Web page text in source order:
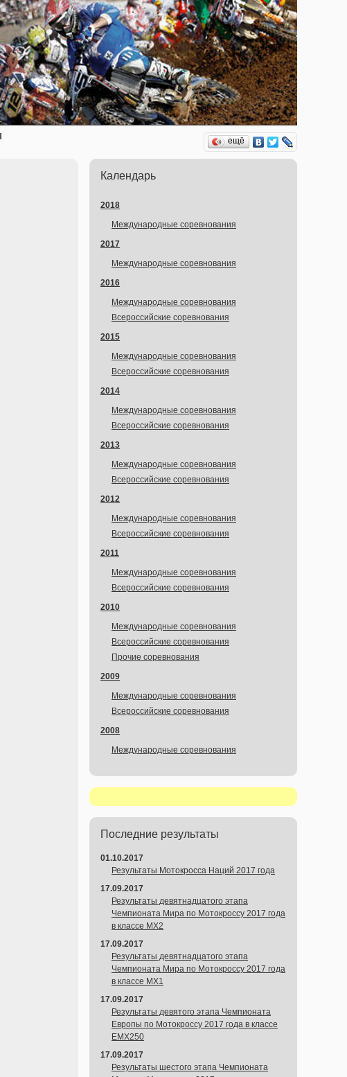
ещё
Календарь
2018
Международные соревнования
2017
Международные соревнования
2016
Международные соревнования
Всероссийские соревнования
2015
Международные соревнования
Всероссийские соревнования
2014
Международные соревнования
Всероссийские соревнования
2013
Международные соревнования
Всероссийские соревнования
2012
Международные соревнования
Всероссийские соревнования
2011
Международные соревнования
Всероссийские соревнования
2010
Международные соревнования
Всероссийские соревнования
Прочие соревнования
2009
Международные соревнования
Всероссийские соревнования
2008
Международные соревнования
Последние результаты
01.10.2017
Результаты Мотокросса Наций 2017 года
17.09.2017
Результаты девятнадцатого этапа
Чемпионата Мира по Мотокроссу 2017 года
в классе MX2
17.09.2017
Результаты девятнадцатого этапа
Чемпионата Мира по Мотокроссу 2017 года
в классе MX1
17.09.2017
Результаты девятого этапа Чемпионата
Европы по Мотокроссу 2017 года в классе
EMX250
17.09.2017
Результаты шестого этапа Чемпионата